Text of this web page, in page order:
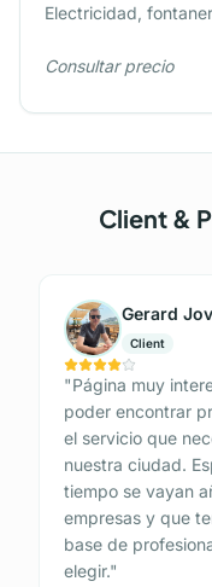
Electricidad,
responsable.
Consultar precio
Client &
Gerard
Client
"Página muy
poder encontrar
el servicio que
nuestra ciudad.
tiempo se vayan
empresas y que
base de
elegir."